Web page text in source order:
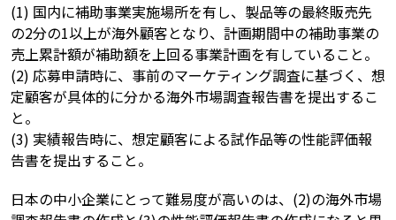
(1) 国内に補助事業実施場所を有し、製品等の最終販売先
の2分の1以上が海外顧客となり、計画期間中の補助事業の
売上累計額が補助額を上回る事業計画を有していること。
(2) 応募申請時に、事前のマーケティング調査に基づく、想
定顧客が具体的に分かる海外市場調査報告書を提出するこ
と。
(3) 実績報告時に、想定顧客による試作品等の性能評価報
告書を提出すること。
日本の中小企業にとって難易度が高いのは、(2)の海外市場